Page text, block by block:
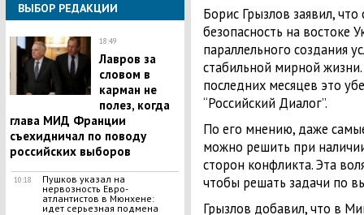
ВЫБОР РЕДАКЦИИ
18:49
Лавров за
словом в
карман не
полез, когда
глава МИД Франции
съехидничал по поводу
российских выборов
10:18
Пушков указал на
нервозность Евро-
атлантистов в Мюнхене:
идет серьезная подмена
Борис Грызлов заявил,
безопасность на востоке
параллельного создания
стабильной мирной
последних месяцев это
“Российский Диалог”.
По его мнению, даже
можно решить при
сторон конфликта. Эта
чтобы решать задачи по
Грызлов добавил, что в